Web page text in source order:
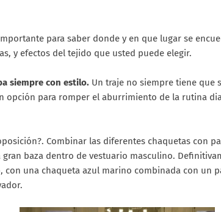
para saber donde y en que lugar se
y efectos del tejido que usted puede elegir.
siempre con estilo. Un traje no siempre tiene que
opción para romper el aburrimiento de la rutina
Combinar las diferentes chaquetas con
baza dentro de vestuario masculino.
con una chaqueta azul marino combinada con un